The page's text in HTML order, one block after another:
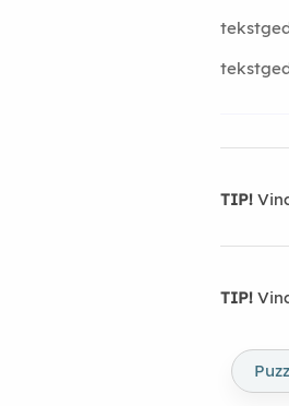
TIP!
TIP!